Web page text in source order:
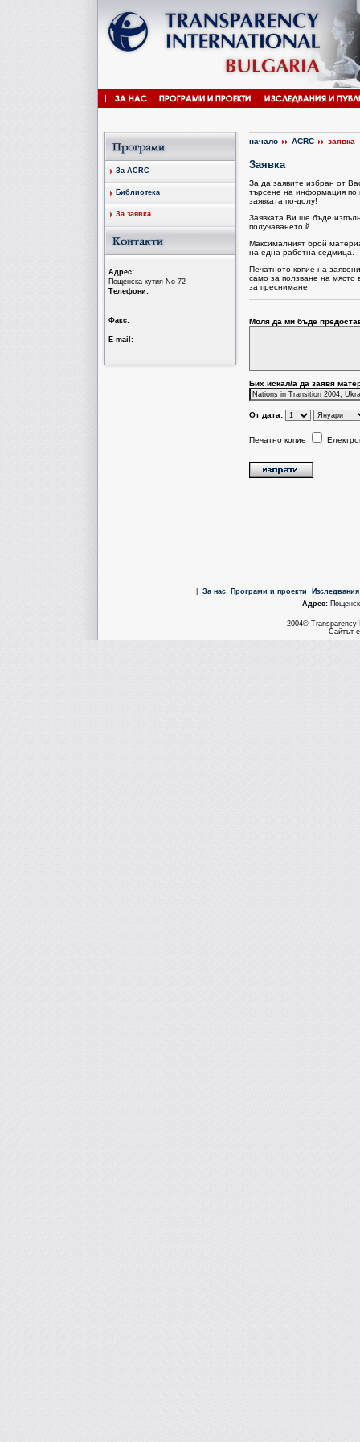
За ACRC
Библиотека
За заявка
Aдрес:
Пощенска кутия No 72
Tелефони:
Факс:
Е-mail:
начало ACRC заявка
Заявка
За да заявите избран от
търсене на информация по
заявката по-долу!
Заявката Ви ще бъде
получаването й.
Максималният брой
на една работна седмица.
Печатното копие на
само за ползване на място
за преснимане.
Моля да ми бъде
Бих искал/a да заявя
От дата:
Печатно копие
За нас Програми и проекти
Aдрес:
2004© Transparency
Сайтът